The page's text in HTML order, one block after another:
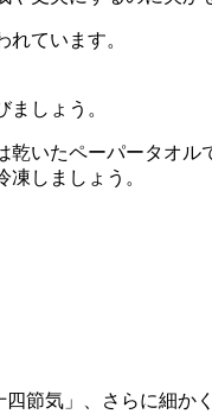
ています。
しょう。
いたペーパータオル
しましょう。
節気」、さらに細か